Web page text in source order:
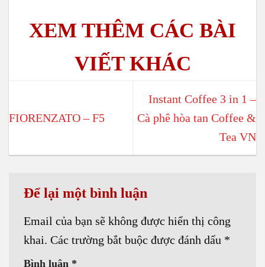
FIORENZATO – F5
Instant Coffee 3 in 1 –
Cà phê hòa tan Coffee &
Tea VN
Để lại một bình luận
Email của bạn sẽ không được hiển thị công
khai. Các trường bắt buộc được đánh dấu *
Bình luận *